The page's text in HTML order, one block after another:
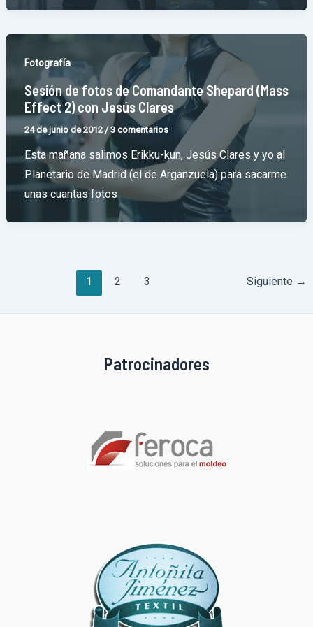
Fotografía
Sesión de fotos de Comandante Shepard (Mass
Effect 2) con Jesús Clares
24 de junio de 2012 /3 comentarios
Esta mañana salimos Erikku-kun, Jesús Clares y yo al
Planetario de Madrid (el de Arganzuela) para sacarme
unas cuantas fotos
1 2 3 Siguiente →
Patrocinadores